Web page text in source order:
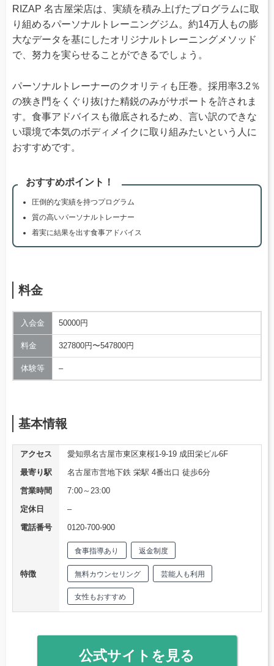
RIZAP 名古屋栄店は、実績を積み上げたプログラムに取
り組めるパーソナルトレーニングジム。約14万人もの膨
大なデータを基にしたオリジナルトレーニングメソッド
で、努力を実らせることができるでしょう。
パーソナルトレーナーのクオリティも圧巻。採用率3.2％
の狭き門をくぐり抜けた精鋭のみがサポートを許されま
す。食事アドバイスも徹底されるため、言い訳のできな
い環境で本気のボディメイクに取り組みたいという人に
おすすめです。
おすすめポイント！
圧倒的な実績を持つプログラム
質の高いパーソナルトレーナー
着実に結果を出す食事アドバイス
料金
入会金 50000円
料金 327800円〜547800円
体験等 –
基本情報
アクセス
愛知県名古屋市東区東桜1-9-19 成田栄ビル6F
最寄り駅
名古屋市営地下鉄 栄駅 4番出口 徒歩6分
営業時間
7:00～23:00
定休日
–
電話番号
0120-700-900
特徴
食事指導あり 返金制度
無料カウンセリング 芸能人も利用
女性もおすすめ
公式サイトを見る